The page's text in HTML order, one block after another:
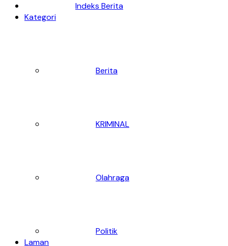
Indeks Berita
Kategori
Berita
KRIMINAL
Olahraga
Politik
Laman